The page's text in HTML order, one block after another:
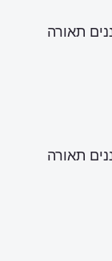
תאורה
תאורה